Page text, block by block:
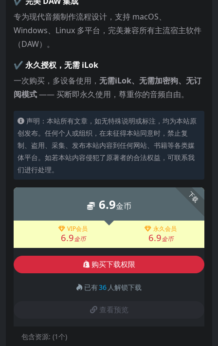
专为现代音频制作流程设计，支持 macOS、
Windows、Linux 多平台，完美兼容所有主流宿主软件
（DAW）。
✔️ 永久授权，无需 iLok
一次购买，多设备使用， 无需iLok、无需加密狗、无订
阅模式—— 买断即永久使用，尊重你的音频自由。
声明：本站所有文章，如无特殊说明或标注，均为本站原
创发布。任何个人或组织，在未征得本站同意时，禁止复
制、盗用、采集、发布本站内容到任何网站、书籍等各类媒
体平台。如若本站内容侵犯了原著者的合法权益，可联系我
们进行处理。
下载
6.9金币
VIP会员
6.9金币
永久会员
6.9金币
购买下载权限
已有36 人解锁下载
查看预览
包含资源: (1个)